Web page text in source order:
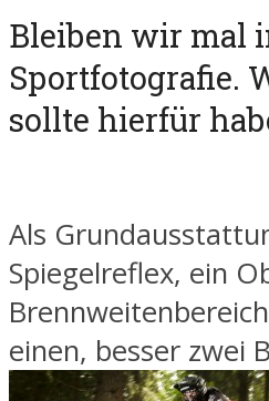
Bleiben wir mal
Sportfotografie.
sollte hierfür
Als
Spiegelreflex, ein
einen, besser zwei